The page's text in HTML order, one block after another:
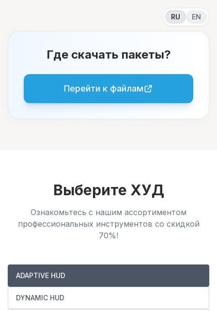
RU EN
Где скачать пакеты?
Перейти к файлам
Выберите ХУД
Ознакомьтесь с нашим ассортиментом
профессиональных инструментов со скидкой
70%!
ADAPTIVE HUD
DYNAMIC HUD